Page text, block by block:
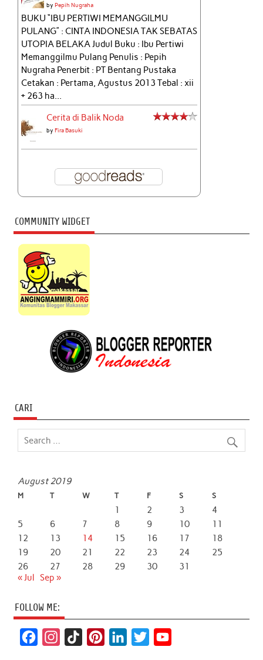
byPepih Nugraha
BUKU “IBU PERTIWI MEMANGGILMU
PULANG” : CINTA INDONESIA TAK SEBATAS
UTOPIA BELAKA Judul Buku : Ibu Pertiwi
Memanggilmu Pulang Penulis : Pepih
Nugraha Penerbit : PT Bentang Pustaka
Cetakan : Pertama, Agustus 2013 Tebal : xii
+ 263 ha...
Cerita di Balik Noda
byFira Basuki
COMMUNITY WIDGET
CARI
August 2019
M T W T F S S
1 2 3
4
5
6 7 8 9 10
11
12
13 14 15 16 17
18
19
20 21 22 23 24
25
26
27 28 29 30
31
« Jul Sep »
FOLLOW ME: